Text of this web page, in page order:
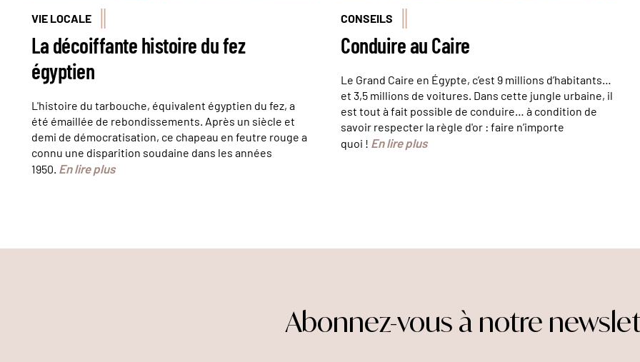
VIE LOCALE
La décoiffante histoire du fez
égyptien
L'histoire du tarbouche, équivalent égyptien du fez, a
été émaillée de rebondissements. Après un siècle et
demi de démocratisation, ce chapeau en feutre rouge a
connu une disparition soudaine dans les années
1950. En lire plus
CONSEILS
Conduire au Caire
Le Grand Caire en Égypte, c’est 9 millions d’habitants…
et 3,5 millions de voitures. Dans cette jungle urbaine, il
est tout à fait possible de conduire… à condition de
savoir respecter la règle d'or : faire n’importe
quoi ! En lire plus
Abonnez-vous à notre